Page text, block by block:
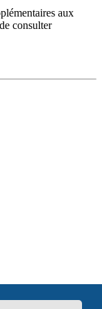
aux
consulter